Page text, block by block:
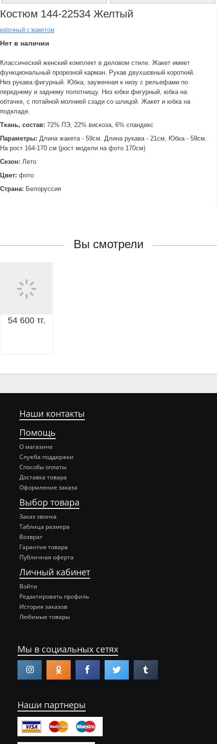
Костюм 144-22534 Желтый
юбочный с жакетом
Нет в наличии
Классический женский комплект в деловом стиле. Жакет имеет
функциональный прорезной карман. Рукав двухшовный короткий.
Низ рукава фигурный. Юбка, зауженная к низу с рельефами по
переднему и заднему полотнищу. Низ юбки фигурный, юбка на
обтачке, с потайной молнией сзади со шлицой. Жакет и юбка на
подкладе.
Ткань, состав: 72% ПЭ, 22% вискоза, 6% спандекс
Параметры: Длина жакета - 59см. Длина рукава - 21см, Юбка - 59см.
На рост 164-170 см (рост модели на фото 170см)
Сезон: Лето
Цвет: фото
Страна: Белоруссия
Вы смотрели
54 600 тг.
Наши контакты
Помощь
О магазине
Служба поддержки
Способы оплаты
Доставка товара
Оформление заказа
Выбор товара
Заказ звонка
Таблица размера
Возврат
Гарантия товара
Публичная оферта
Личный кабинет
Войти
Редактировать профиль
История заказов
Любимые товары
Мы в социальных сетях
Наши партнеры